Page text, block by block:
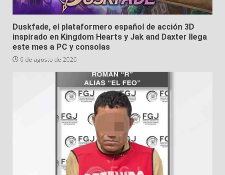
Duskfade, el plataformero español de acción 3D
inspirado en Kingdom Hearts y Jak and Daxter llega
este mes a PC y consolas
6 de agosto de 2026